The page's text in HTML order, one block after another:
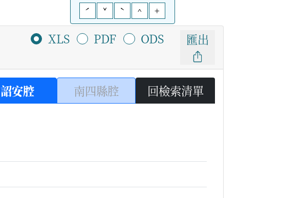
ˊ
ˇ ˋ ^ +
XLS PDF ODS 匯出
詔安腔 南四縣腔 回檢索清單